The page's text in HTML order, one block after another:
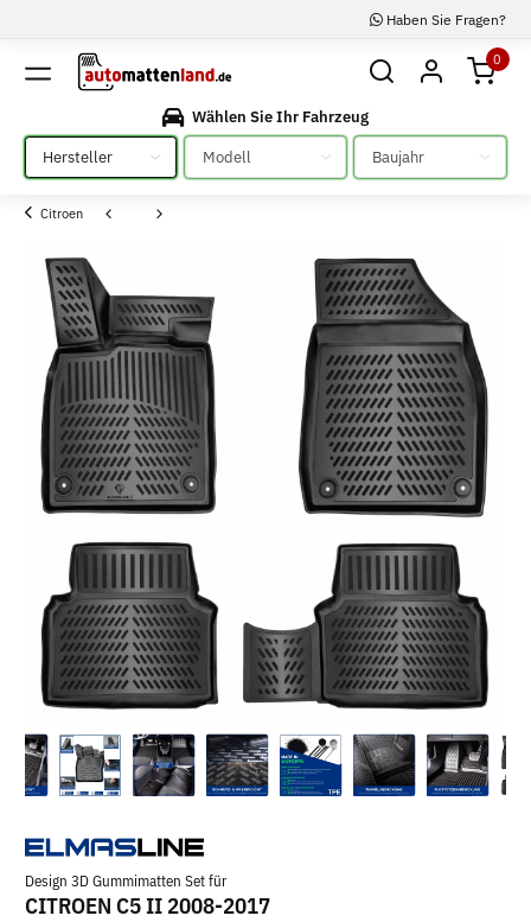
Haben Sie Fragen?
0
Wählen Sie Ihr Fahrzeug
Bitte auswählen
Bitte auswählen Bitte auswählen
Citroen
Design 3D Gummimatten Set für
CITROEN C5 II 2008-2017